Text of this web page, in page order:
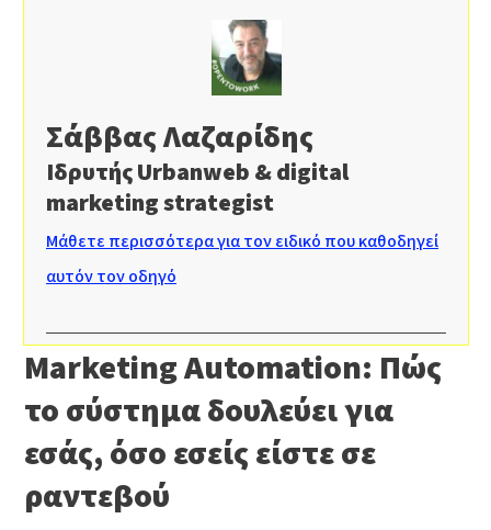
Σάββας Λαζαρίδης
Ιδρυτής Urbanweb & digital
marketing strategist
Μάθετε περισσότερα για τον ειδικό που καθοδηγεί
αυτόν τον οδηγό
Marketing Automation: Πώς
το σύστημα δουλεύει για
εσάς, όσο εσείς είστε σε
ραντεβού